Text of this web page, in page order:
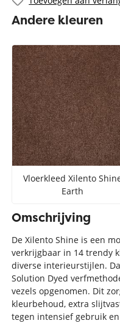
Andere kleuren
Vloerkleed Xilento
Earth
Omschrijving
De Xilento Shine is een
verkrijgbaar in 14 trendy
diverse interieurstijlen.
Solution Dyed
vezels opgenomen. Dit
kleurbehoud, extra
tegen intensief gebruik